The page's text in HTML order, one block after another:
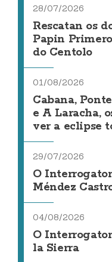
28/07/2026
Rescatan os
Papin
do Centolo
01/08/2026
Cabana,
e A Laracha,
ver a eclipse
29/07/2026
O
Méndez
04/08/2026
O
la Sierra